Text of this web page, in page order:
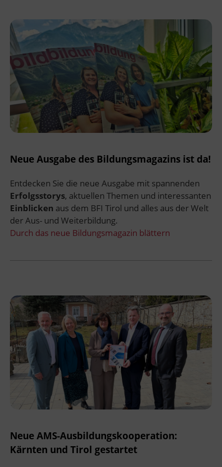
Neue Ausgabe des Bildungsmagazins ist da!
Entdecken Sie die neue Ausgabe mit spannenden
Erfolgsstorys, aktuellen Themen und interessanten
Einblicken aus dem BFI Tirol und alles aus der Welt
der Aus- und Weiterbildung.
Durch das neue Bildungsmagazin blättern
Neue AMS-Ausbildungskooperation:
Kärnten und Tirol gestartet